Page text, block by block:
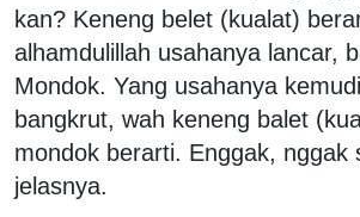
kan? Keneng belet (kualat)
alhamdulillah usahanya lancar,
Mondok. Yang usahanya
bangkrut, wah keneng balet
mondok berarti. Enggak, nggak
jelasnya.